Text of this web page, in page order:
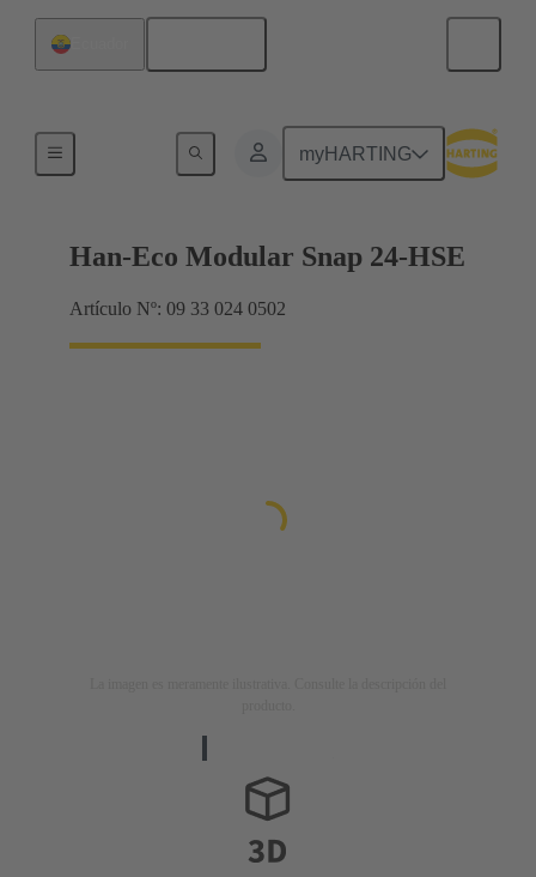
myHARTING
Han-Eco Modular Snap 24-HSE
Artículo Nº: 09 33 024 0502